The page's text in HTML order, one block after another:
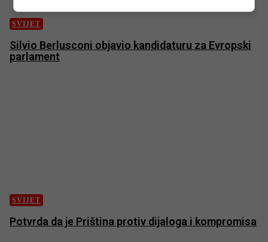
SVIJET
Silvio Berlusconi objavio kandidaturu za Evropski
parlament
SVIJET
Potvrda da je Priština protiv dijaloga i kompromisa